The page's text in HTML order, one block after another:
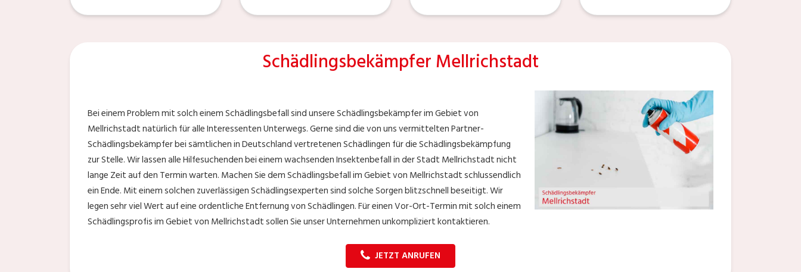
Schädlingsbekämpfer Mellrichstadt
Bei einem Problem mit solch einem Schädlingsbefall sind unsere Schädlingsbekämpfer im Gebiet von
Mellrichstadt natürlich für alle Interessenten Unterwegs. Gerne sind die von uns vermittelten Partner-
Schädlingsbekämpfer bei sämtlichen in Deutschland vertretenen Schädlingen für die Schädlingsbekämpfung
zur Stelle. Wir lassen alle Hilfesuchenden bei einem wachsenden Insektenbefall in der Stadt Mellrichstadt nicht
lange Zeit auf den Termin warten. Machen Sie dem Schädlingsbefall im Gebiet von Mellrichstadt schlussendlich
ein Ende. Mit einem solchen zuverlässigen Schädlingsexperten sind solche Sorgen blitzschnell beseitigt. Wir
legen sehr viel Wert auf eine ordentliche Entfernung von Schädlingen. Für einen Vor-Ort-Termin mit solch einem
Schädlingsprofis im Gebiet von Mellrichstadt sollen Sie unser Unternehmen unkompliziert kontaktieren.
JETZT ANRUFEN